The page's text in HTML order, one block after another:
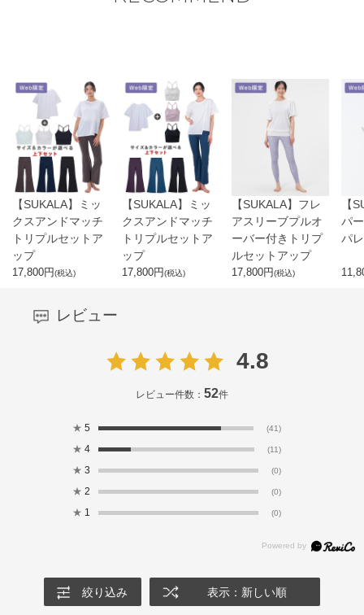
【SUKALA】ミッ
クスアンドマッチ
トリプルセットア
ップ
17,800円(税込)
【SUKALA】ミッ
クスアンドマッチ
トリプルセットア
ップ
17,800円(税込)
【SUKALA】フレ
アスリーブプルオ
ーバー付きトリプ
ルセットアップ
17,800円(税込)
【
パ
パ
レビュー
4.8
レビュー件数： 52件
★ 5 (41)
★ 4 (11)
★ 3 (0)
★ 2 (0)
★ 1 (0)
絞り込み 表示：新しい順